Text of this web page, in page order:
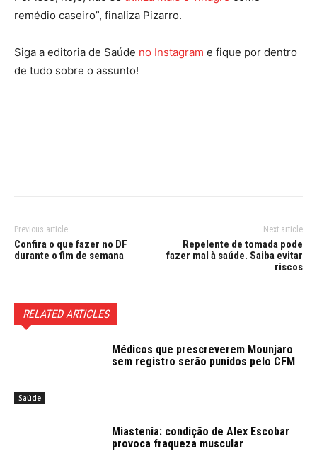
remédio caseiro”, finaliza Pizarro.
Siga a editoria de Saúde no Instagram e fique por dentro
de tudo sobre o assunto!
Previous article
Confira o que fazer no DF
durante o fim de semana
Next article
Repelente de tomada pode
fazer mal à saúde. Saiba evitar
riscos
RELATED ARTICLES
Saúde
Médicos que prescreverem Mounjaro
sem registro serão punidos pelo CFM
Miastenia: condição de Alex Escobar
provoca fraqueza muscular